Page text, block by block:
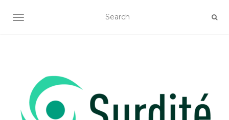
OUVRIR/FERMER LA NAVIGATION